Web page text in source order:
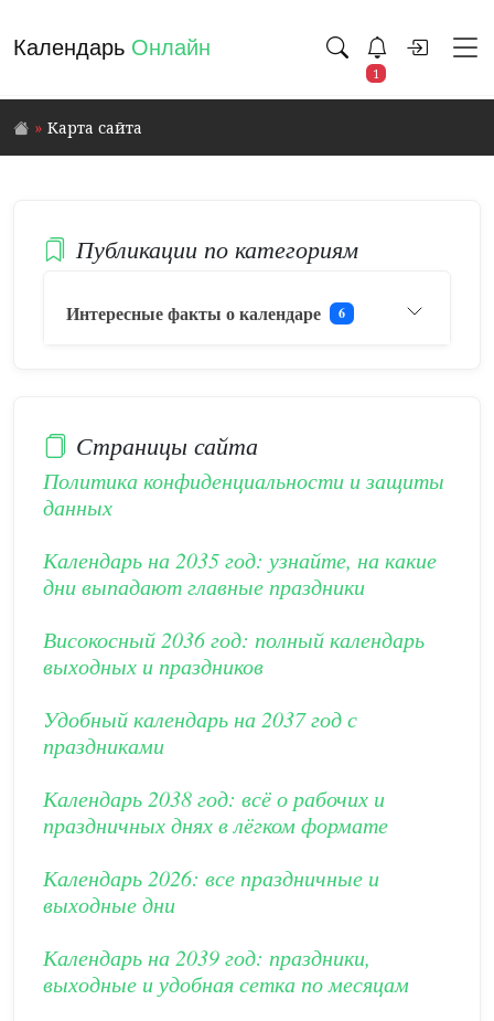
Календарь Онлайн
1
Карта сайта
Публикации по категориям
Интересные факты о календаре 6
Страницы сайта
Политика конфиденциальности и защиты
данных
Календарь на 2035 год: узнайте, на какие
дни выпадают главные праздники
Високосный 2036 год: полный календарь
выходных и праздников
Удобный календарь на 2037 год с
праздниками
Календарь 2038 год: всё о рабочих и
праздничных днях в лёгком формате
Календарь 2026: все праздничные и
выходные дни
Календарь на 2039 год: праздники,
выходные и удобная сетка по месяцам